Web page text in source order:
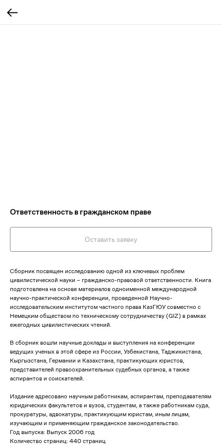
Ответственность в гражданском праве
Оставить заявку
Сборник посвящен исследованию одной из ключевых проблем
цивилистической науки – гражданско-правовой ответственности. Книга
подготовлена на основе материалов одноименной международной
научно-практической конференции, проведенной Научно-
исследовательским институтом частного права КазГЮУ совместно с
Немецким обществом по техническому сотрудничеству (GIZ) в рамках
ежегодных цивилистических чтений.
В сборник вошли научные доклады и выступления на конференции
ведущих ученых в этой сфере из России, Узбекистана, Таджикистана,
Кыргызстана, Германии и Казахстана, практикующих юристов,
представителей правоохранительных судебных органов, а также
аспирантов и соискателей.
Издание адресовано научным работникам, аспирантам, преподавателям
юридических факультетов и вузов, студентам, а также работникам суда,
прокуратуры, адвокатуры, практикующим юристам, иным лицам,
изучающим и применяющим гражданское законодательство.
Год выпуска: Выпуск 2006 год
Количество страниц: 440 страниц